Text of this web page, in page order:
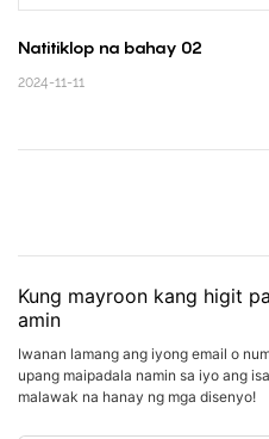
Natitiklop na bahay 02
2024-11-11
Kung mayroon kang higit
amin
Iwanan lamang ang iyong email o
upang maipadala namin sa iyo ang
malawak na hanay ng mga disenyo!